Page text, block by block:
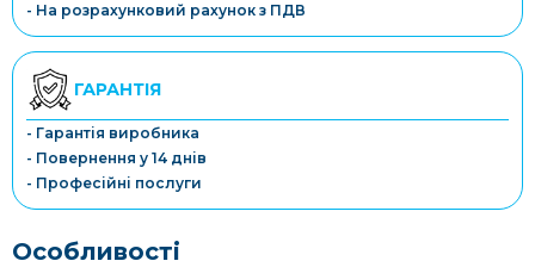
- На розрахунковий рахунок з ПДВ
ГАРАНТІЯ
- Гарантія виробника
- Повернення у 14 днів
- Професійні послуги
Особливості